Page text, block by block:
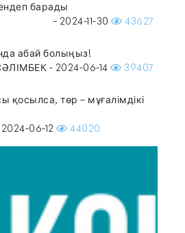
барады
- 2024-11-30 43627
абай болыңыз!
- 2024-06-14 39407
қосылса, төр – мұғалімдікі
06-12
44020